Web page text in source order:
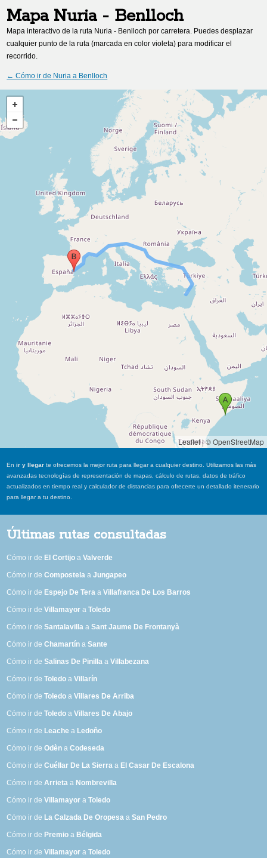
Mapa Nuria- Benlloch
Mapa interactivo de la ruta Nuria - Benlloch por carretera. Puedes desplazar
cualquier punto de la ruta (marcada en color violeta) para modificar el
recorrido.
← Cómo ir de Nuria a Benlloch
Leaflet|© OpenStreetMap
Enir y llegar te ofrecemos la mejor ruta para llegar a cualquier destino. Utilizamos las más
avanzadas tecnologías de representación de mapas, cálculo de rutas, datos de tráfico
actualizados en tiempo real y calculador de distancias para ofrecerte un detallado itenerario
para llegar a tu destino.
Últimas rutas consultadas
Cómo ir de El Cortijo aValverde
Cómo ir deCompostela aJungapeo
Cómo ir de Espejo De Tera aVillafranca De Los Barros
Cómo ir deVillamayor aToledo
Cómo ir deSantalavilla aSant Jaume De Frontanyà
Cómo ir deChamartín aSante
Cómo ir deSalinas De Pinilla aVillabezana
Cómo ir deToledo aVillarín
Cómo ir deToledo aVillares De Arriba
Cómo ir deToledo aVillares De Abajo
Cómo ir de Leache a Ledoño
Cómo ir deOdèn aCodeseda
Cómo ir deCuéllar De La Sierra a El Casar De Escalona
Cómo ir deArrieta a Nombrevilla
Cómo ir deVillamayor aToledo
Cómo ir de La Calzada De Oropesa aSan Pedro
Cómo ir de Premio a Bélgida
Cómo ir deVillamayor aToledo